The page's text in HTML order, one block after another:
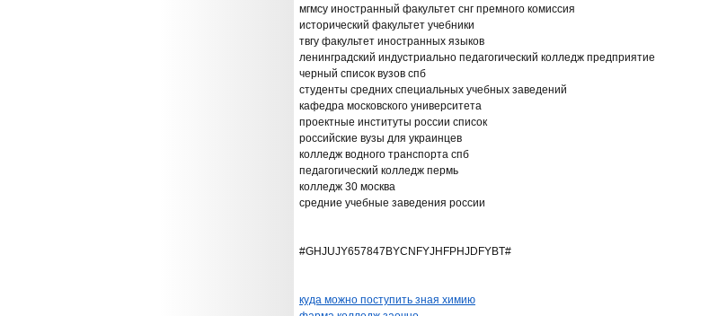
мгмсу иностранный факультет снг премного комиссия
исторический факультет учебники
твгу факультет иностранных языков
ленинградский индустриально педагогический колледж предприятие
черный список вузов спб
студенты средних специальных учебных заведений
кафедра московского университета
проектные институты россии список
российские вузы для украинцев
колледж водного транспорта спб
педагогический колледж пермь
колледж 30 москва
средние учебные заведения россии
#GHJUJY657847BYCNFYJHFPHJDFYBT#
куда можно поступить зная химию